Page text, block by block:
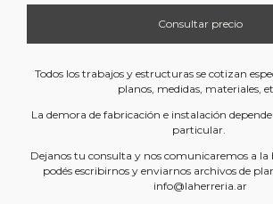
Todos los trabajos y estructuras se cotizan
planos, medidas, materiales,
La demora de fabricación e instalación
particular.
Dejanos tu consulta y nos comunicaremos a la
podés escribirnos y enviarnos archivos de
info@laherreria.ar